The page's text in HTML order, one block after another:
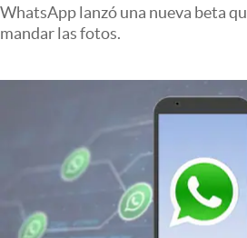
Otras secciones
Eventos Corporativos
WhatsApp lanzó una nueva beta
mandar las fotos.